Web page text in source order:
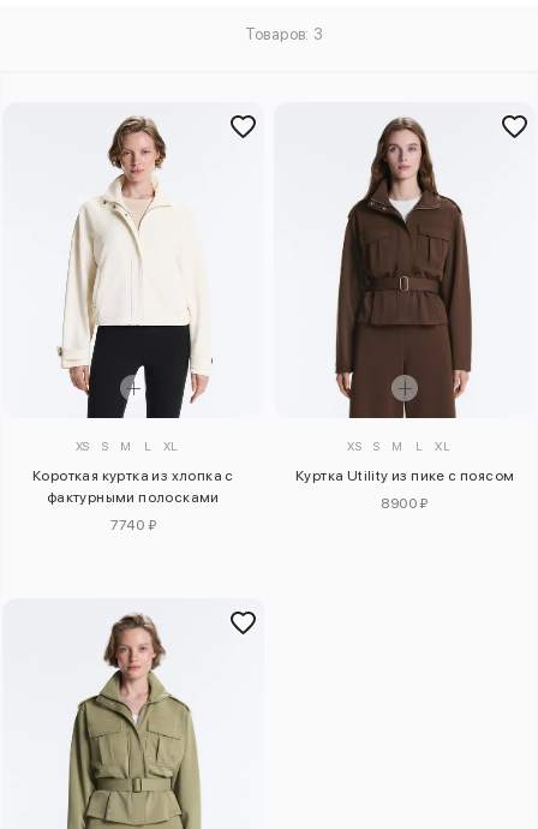
Товаров: 3
XS S M L XL
Короткая куртка из хлопка с
фактурными полосками
7740 ₽
XS S M L XL
Куртка Utility из пике с поясом
8900 ₽